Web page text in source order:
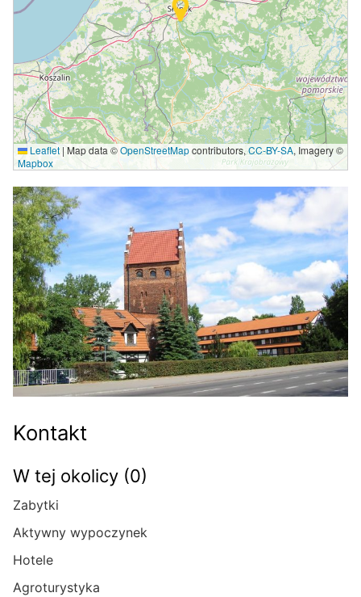
Leaflet | Map data ©OpenStreetMapcontributors,CC-BY-SA, Imagery ©
Mapbox
Kontakt
W tej okolicy (0)
Zabytki
Aktywny wypoczynek
Hotele
Agroturystyka